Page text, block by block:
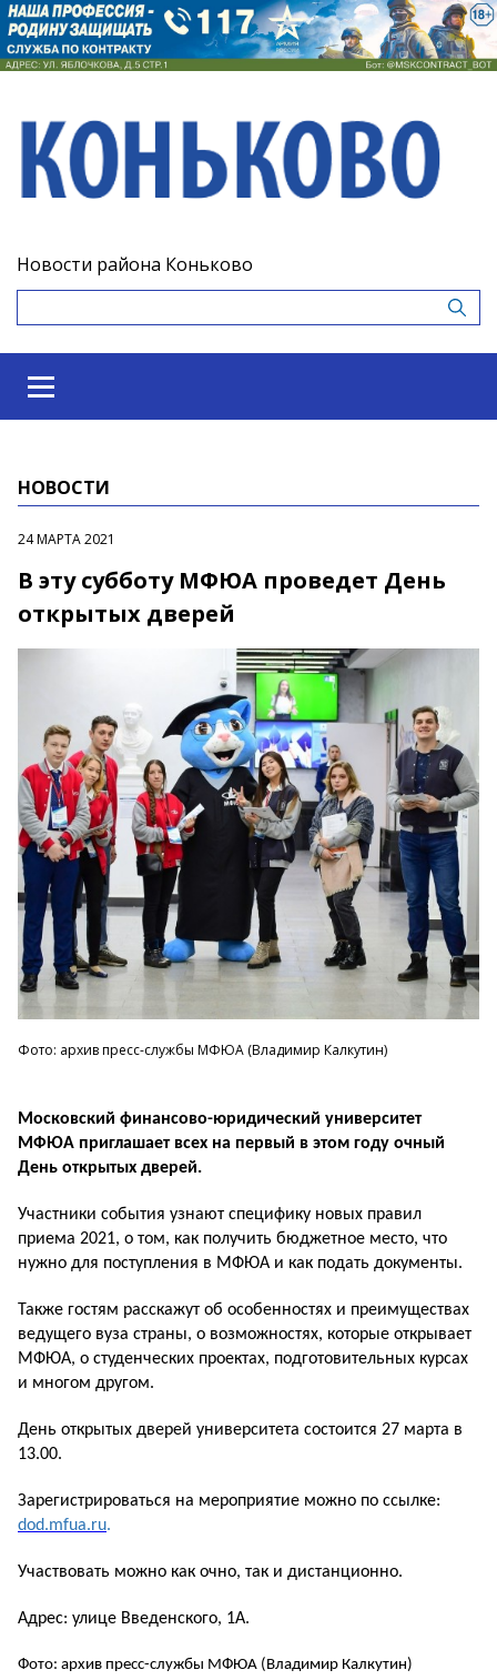
Новости района Коньково
НОВОСТИ
24 МАРТА 2021
В эту субботу МФЮА проведет День
открытых дверей
Фото: архив пресс-службы МФЮА (Владимир Калкутин)
Московский финансово-юридический университет
МФЮА приглашает всех на первый в этом году очный
День открытых дверей.
Участники события узнают специфику новых правил
приема 2021, о том, как получить бюджетное место, что
нужно для поступления в МФЮА и как подать документы.
Также гостям расскажут об особенностях и преимуществах
ведущего вуза страны, о возможностях, которые открывает
МФЮА, о студенческих проектах, подготовительных курсах
и многом другом.
День открытых дверей университета состоится 27 марта в
13.00.
Зарегистрироваться на мероприятие можно по ссылке:
dod.mfua.ru.
Участвовать можно как очно, так и дистанционно.
Адрес: улице Введенского, 1А.
Фото: архив пресс-службы МФЮА (Владимир Калкутин)